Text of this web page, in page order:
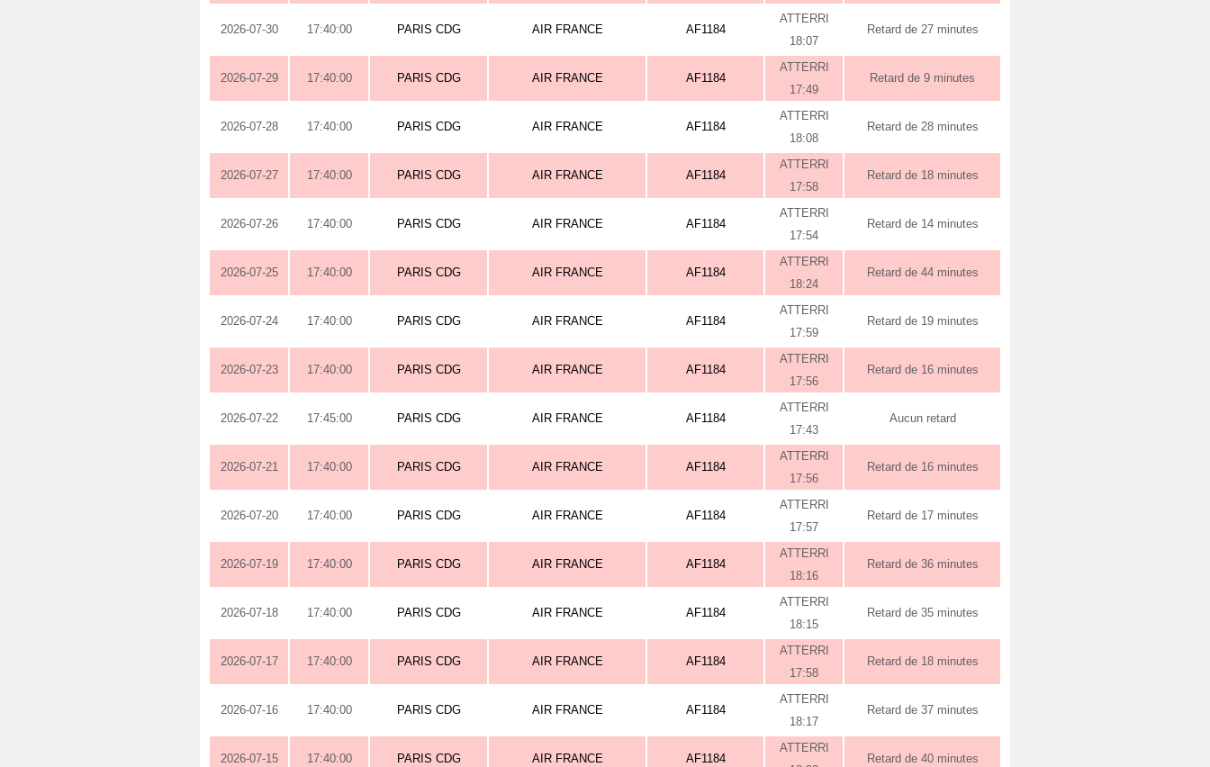
2026-07-30 17:40:00 PARIS CDG AIR FRANCE AF1184
ATTERRI
18:07
Retard de 27 minutes
2026-07-29 17:40:00 PARIS CDG AIR FRANCE AF1184
ATTERRI
17:49
Retard de 9 minutes
2026-07-28 17:40:00 PARIS CDG AIR FRANCE AF1184
ATTERRI
18:08
Retard de 28 minutes
2026-07-27 17:40:00 PARIS CDG AIR FRANCE AF1184
ATTERRI
17:58
Retard de 18 minutes
2026-07-26 17:40:00 PARIS CDG AIR FRANCE AF1184
ATTERRI
17:54
Retard de 14 minutes
2026-07-25 17:40:00 PARIS CDG AIR FRANCE AF1184
ATTERRI
18:24
Retard de 44 minutes
2026-07-24 17:40:00 PARIS CDG AIR FRANCE AF1184
ATTERRI
17:59
Retard de 19 minutes
2026-07-23 17:40:00 PARIS CDG AIR FRANCE AF1184
ATTERRI
17:56
Retard de 16 minutes
2026-07-22 17:45:00 PARIS CDG AIR FRANCE AF1184
ATTERRI
17:43
Aucun retard
2026-07-21 17:40:00 PARIS CDG AIR FRANCE AF1184
ATTERRI
17:56
Retard de 16 minutes
2026-07-20 17:40:00 PARIS CDG AIR FRANCE AF1184
ATTERRI
17:57
Retard de 17 minutes
2026-07-19 17:40:00 PARIS CDG AIR FRANCE AF1184
ATTERRI
18:16
Retard de 36 minutes
2026-07-18 17:40:00 PARIS CDG AIR FRANCE AF1184
ATTERRI
18:15
Retard de 35 minutes
2026-07-17 17:40:00 PARIS CDG AIR FRANCE AF1184
ATTERRI
17:58
Retard de 18 minutes
2026-07-16 17:40:00 PARIS CDG AIR FRANCE AF1184
ATTERRI
18:17
Retard de 37 minutes
2026-07-15 17:40:00 PARIS CDG AIR FRANCE AF1184
ATTERRI
Retard de 40 minutes